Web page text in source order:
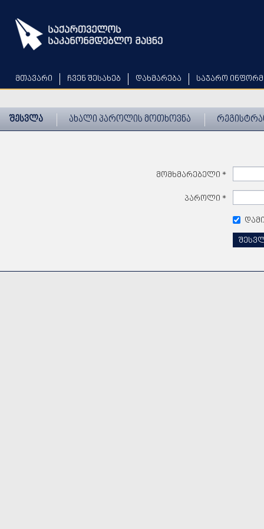
main
content
მთავარი ჩვენ შესახებ დახმარება საჯარო
შესვლა ახალი პაროლის მოთხოვნა
მომხმარებელი *
პაროლი *